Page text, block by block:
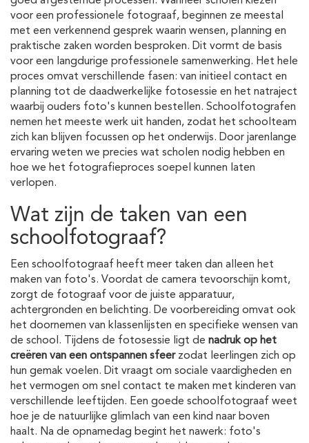
voor een professionele fotograaf, beginnen ze meestal
met een verkennend gesprek waarin wensen, planning en
praktische zaken worden besproken. Dit vormt de basis
voor een langdurige professionele samenwerking. Het hele
proces omvat verschillende fasen: van initieel contact en
planning tot de daadwerkelijke fotosessie en het natraject
waarbij ouders foto's kunnen bestellen. Schoolfotografen
nemen het meeste werk uit handen, zodat het schoolteam
zich kan blijven focussen op het onderwijs. Door jarenlange
ervaring weten we precies wat scholen nodig hebben en
hoe we het fotografieproces soepel kunnen laten
verlopen.
Wat zijn de taken van een
schoolfotograaf?
Een schoolfotograaf heeft meer taken dan alleen het
maken van foto's. Voordat de camera tevoorschijn komt,
zorgt de fotograaf voor de juiste apparatuur,
achtergronden en belichting. De voorbereiding omvat ook
het doornemen van klassenlijsten en specifieke wensen van
de school. Tijdens de fotosessie ligt de nadruk op het
creëren van een ontspannen sfeerzodat leerlingen zich op
hun gemak voelen. Dit vraagt om sociale vaardigheden en
het vermogen om snel contact te maken met kinderen van
verschillende leeftijden. Een goede schoolfotograaf weet
hoe je de natuurlijke glimlach van een kind naar boven
haalt. Na de opnamedag begint het nawerk: foto's